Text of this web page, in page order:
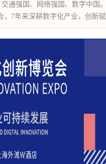
通强国、网络强国、数字中国
7年来深耕数字化产业，创新